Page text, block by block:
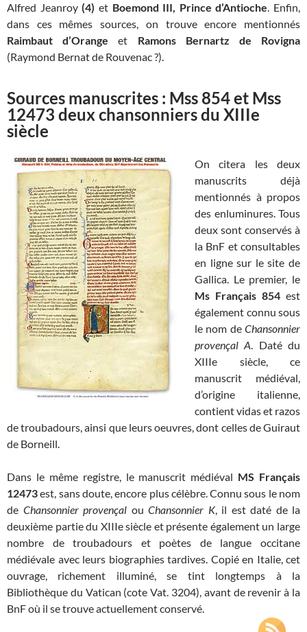
Alfred Jeanroy(4) et Boemond III, Prince d’Antioche. Enfin,
dans ces mêmes sources, on trouve encore mentionnés
Raimbaut d’Orange et Ramons Bernartz de Rovigna
(Raymond Bernat de Rouvenac ?).
Sources manuscrites : Mss 854 et Mss
12473 deux chansonniers du XIIIe
siècle
On citera les deux
manuscrits déjà
mentionnés à propos
des enluminures. Tous
deux sont conservés à
la BnF et consultables
en ligne sur le site de
Gallica. Le premier, le
Ms Français 854 est
également connu sous
le nom de Chansonnier
provençal A. Daté du
XIIIe siècle, ce
manuscrit médiéval,
d’origine italienne,
contient vidas et razos
de troubadours, ainsi que leurs oeuvres, dont celles de Guiraut
de Borneill.
Dans le même registre, le manuscrit médiéval MS Français
12473est, sans doute, encore plus célèbre. Connu sous le nom
de Chansonnier provençal ou Chansonnier K, il est daté de la
deuxième partie du XIIIe siècle et présente également un large
nombre de troubadours et poètes de langue occitane
médiévale avec leurs biographies tardives. Copié en Italie, cet
ouvrage, richement illuminé, se tint longtemps à la
Bibliothèque du Vatican (cote Vat. 3204), avant de revenir à la
BnF où il se trouve actuellement conservé.